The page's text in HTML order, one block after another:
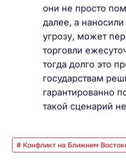
они не просто
далее, а
угрозу, может
торговли
тогда долго это
государствам
гарантированно
такой сценарий
# Конфликт на Ближнем